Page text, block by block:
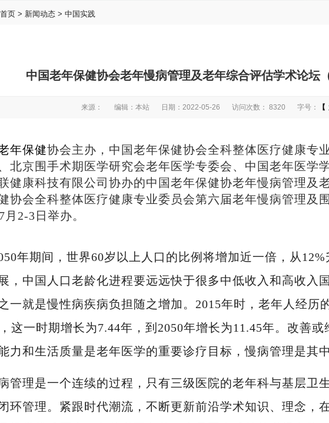
首页 > 新闻动态 > 中国实践
中国老年保健协会老年慢病管理及老年综合评估学术论坛
来源： 编辑：本站 日期：2022-05-26 访问次数： 8320 字号： 【
年保健协会主办，中国老年保健协会全科整体医疗健康专
北京围手术期医学研究会老年医学专委会、中国老年医学
健康科技有限公司协办的中国老年保健协老年慢病管理及
协会全科整体医疗健康专业委员会第六届老年慢病管理及
月2-3日举办。
年期间，世界60岁以上人口的比例将增加近一倍，从
，中国人口老龄化进程要远远快于很多中低收入和高收入
一就是慢性病疾病负担随之增加。2015年时，老年人经历
这一时期增长为7.44年，到2050年增长为11.45年。改善
力和生活质量是老年医学的重要诊疗目标，慢病管理是其
管理是一个连续的过程，只有三级医院的老年科与基层卫
环管理。紧跟时代潮流，不断更新前沿学术知识、理念，